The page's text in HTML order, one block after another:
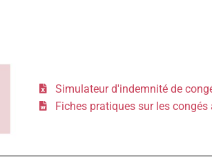
Simulateur d'indemnité de
Fiches pratiques sur les congés